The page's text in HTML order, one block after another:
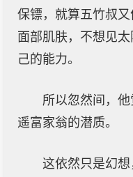
保镖，就算五竹叔
面部肌肤，不想见
己的能力。
所以忽然间，
遥富家翁的潜质。
这依然只是幻